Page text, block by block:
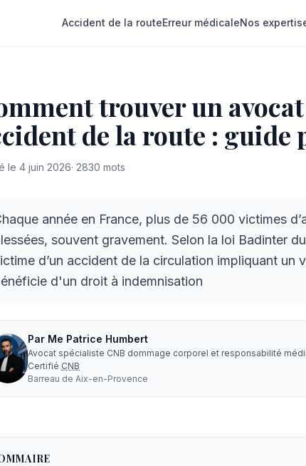
Accident de la routeErreur médicaleNos
trouver un
de la route : guide
le 4 juin 2026· 2830 mots
année en France, plus de 56 000 victimes
souvent gravement. Selon la loi Badinter
d’un accident de la circulation impliquant un
d'un droit à indemnisation
Par Me Patrice Humbert
Avocat spécialiste CNB dommage corporel et responsabilité
Certifié CNB
Barreau de Aix-en-Provence